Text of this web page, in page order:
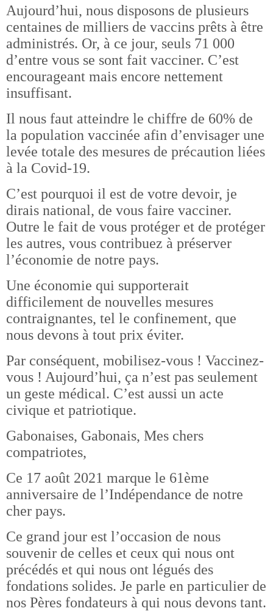
Aujourd’hui, nous disposons de plusieurs
centaines de milliers de vaccins prêts à être
administrés. Or, à ce jour, seuls 71 000
d’entre vous se sont fait vacciner. C’est
encourageant mais encore nettement
insuffisant.
Il nous faut atteindre le chiffre de 60% de
la population vaccinée afin d’envisager une
levée totale des mesures de précaution liées
à la Covid-19.
C’est pourquoi il est de votre devoir, je
dirais national, de vous faire vacciner.
Outre le fait de vous protéger et de protéger
les autres, vous contribuez à préserver
l’économie de notre pays.
Une économie qui supporterait
difficilement de nouvelles mesures
contraignantes, tel le confinement, que
nous devons à tout prix éviter.
Par conséquent, mobilisez-vous ! Vaccinez-
vous ! Aujourd’hui, ça n’est pas seulement
un geste médical. C’est aussi un acte
civique et patriotique.
Gabonaises, Gabonais, Mes chers
compatriotes,
Ce 17 août 2021 marque le 61ème
anniversaire de l’Indépendance de notre
cher pays.
Ce grand jour est l’occasion de nous
souvenir de celles et ceux qui nous ont
précédés et qui nous ont légués des
fondations solides. Je parle en particulier de
nos Pères fondateurs à qui nous devons tant.